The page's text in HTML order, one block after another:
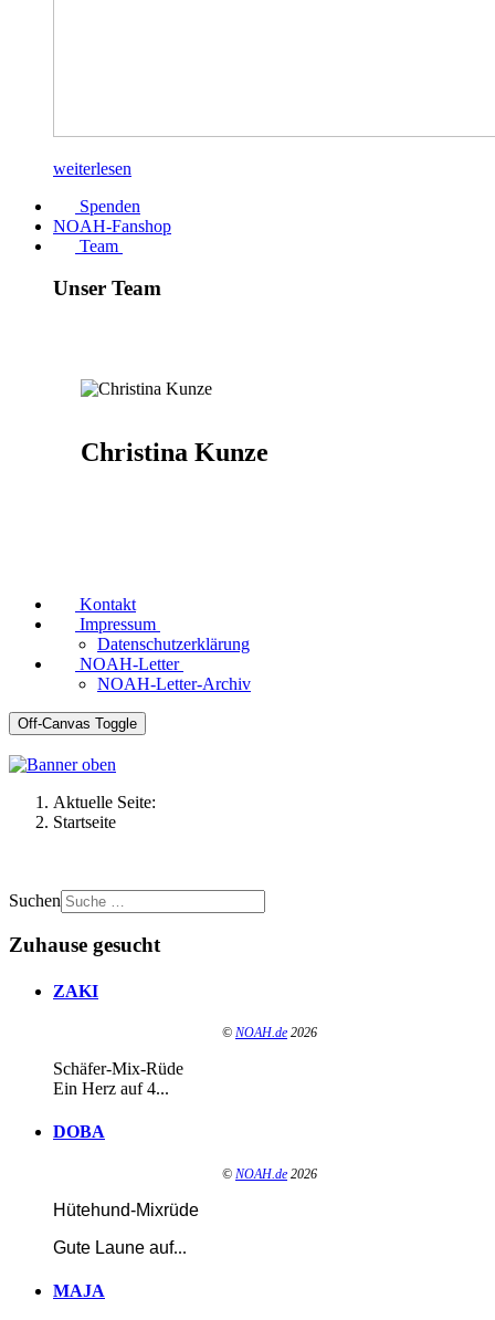
weiterlesen
Spenden
NOAH-Fanshop
Team
Unser Team
Christina Kunze
Kontakt
Impressum
Datenschutzerklärung
NOAH-Letter
NOAH-Letter-Archiv
Off-Canvas Toggle
Aktuelle Seite:
Startseite
Suchen
Zuhause gesucht
ZAKI
© NOAH.de 2026
Schäfer-Mix-Rüde
Ein Herz auf 4...
DOBA
© NOAH.de 2026
Hütehund-Mixrüde
Gute Laune auf...
MAJA